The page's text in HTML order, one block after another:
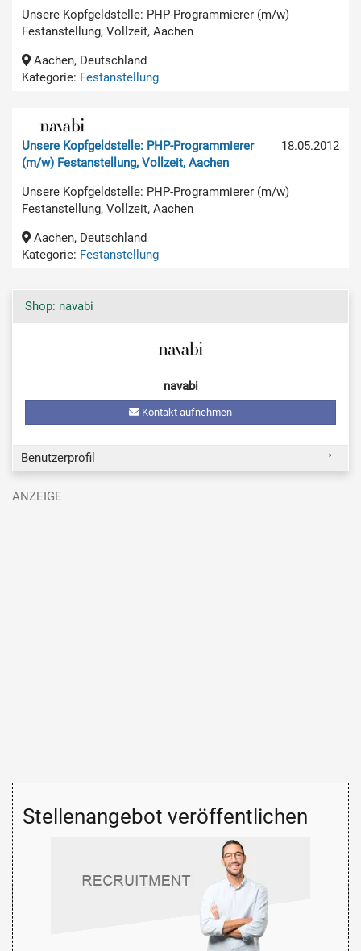
Unsere Kopfgeldstelle: PHP-Programmierer (m/w)
Festanstellung, Vollzeit, Aachen
Aachen, Deutschland
Kategorie: Festanstellung
18.05.2012
Unsere Kopfgeldstelle: PHP-Programmierer
(m/w) Festanstellung, Vollzeit, Aachen
Unsere Kopfgeldstelle: PHP-Programmierer (m/w)
Festanstellung, Vollzeit, Aachen
Aachen, Deutschland
Kategorie: Festanstellung
Shop: navabi
navabi
Kontakt aufnehmen
Benutzerprofil
Stellenangebot veröffentlichen